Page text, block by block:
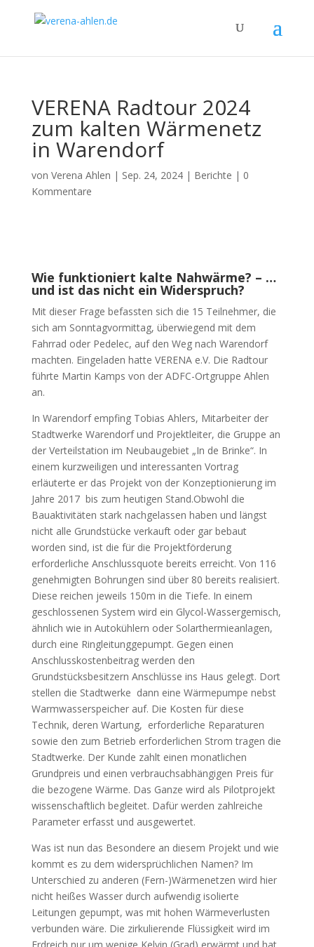
VERENA Radtour 2024
zum kalten Wärmenetz
in Warendorf
von Verena Ahlen | Sep. 24, 2024| Berichte | 0
Kommentare
Wie funktioniert kalte Nahwärme? – …
und ist das nicht ein Widerspruch?
Mit dieser Frage befassten sich die 15 Teilnehmer, die
sich am Sonntagvormittag, überwiegend mit dem
Fahrrad oder Pedelec, auf den Weg nach Warendorf
machten. Eingeladen hatte VERENA e.V. Die Radtour
führte Martin Kamps von der ADFC-Ortgruppe Ahlen
an.
In Warendorf empfing Tobias Ahlers, Mitarbeiter der
Stadtwerke Warendorf und Projektleiter, die Gruppe an
der Verteilstation im Neubaugebiet „In de Brinke“. In
einem kurzweiligen und interessanten Vortrag
erläuterte er das Projekt von der Konzeptionierung im
Jahre 2017 bis zum heutigen Stand.Obwohl die
Bauaktivitäten stark nachgelassen haben und längst
nicht alle Grundstücke verkauft oder gar bebaut
worden sind, ist die für die Projektförderung
erforderliche Anschlussquote bereits erreicht. Von 116
genehmigten Bohrungen sind über 80 bereits realisiert.
Diese reichen jeweils 150m in die Tiefe. In einem
geschlossenen System wird ein Glycol-Wassergemisch,
ähnlich wie in Autokühlern oder Solarthermieanlagen,
durch eine Ringleitunggepumpt. Gegen einen
Anschlusskostenbeitrag werden den
Grundstücksbesitzern Anschlüsse ins Haus gelegt. Dort
stellen die Stadtwerke dann eine Wärmepumpe nebst
Warmwasserspeicher auf. Die Kosten für diese
Technik, deren Wartung, erforderliche Reparaturen
sowie den zum Betrieb erforderlichen Strom tragen die
Stadtwerke. Der Kunde zahlt einen monatlichen
Grundpreis und einen verbrauchsabhängigen Preis für
die bezogene Wärme. Das Ganze wird als Pilotprojekt
wissenschaftlich begleitet. Dafür werden zahlreiche
Parameter erfasst und ausgewertet.
Was ist nun das Besondere an diesem Projekt und wie
kommt es zu dem widersprüchlichen Namen? Im
Unterschied zu anderen (Fern-)Wärmenetzen wird hier
nicht heißes Wasser durch aufwendig isolierte
Leitungen gepumpt, was mit hohen Wärmeverlusten
verbunden wäre. Die zirkulierende Flüssigkeit wird im